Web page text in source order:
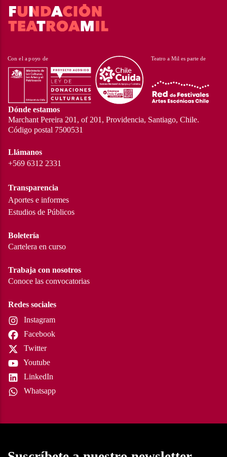
Dónde estamos
Marchant Pereira 201, of 201, Providencia, Santiago, Chile.
Código postal 7500531
Llámanos
+569 6312 2331
Transparencia
Aportes e informes
Estudios de Públicos
Boletería
Cartelera en curso
Trabaja con nosotros
Conoce las convocatorias
Redes sociales
Instagram
Facebook
Twitter
Youtube
LinkedIn
Whatsapp